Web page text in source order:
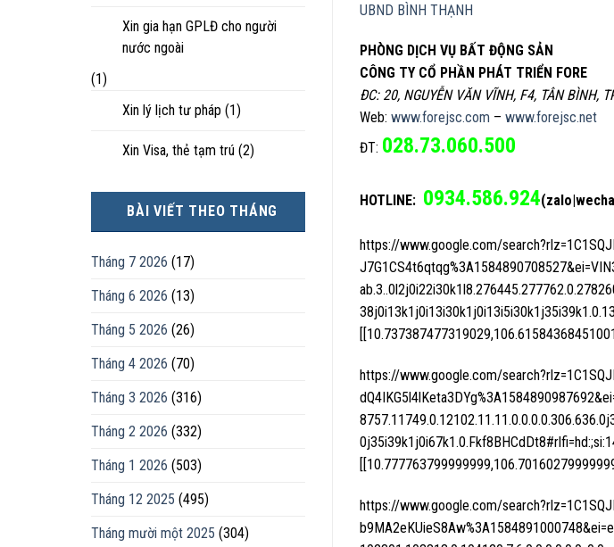
Xin gia hạn GPLĐ cho người
nước ngoài
(1)
Xin lý lịch tư pháp (1)
Xin Visa, thẻ tạm trú (2)
BÀI VIẾT THEO THÁNG
Tháng 7 2026 (17)
Tháng 6 2026 (13)
Tháng 5 2026 (26)
Tháng 4 2026 (70)
Tháng 3 2026 (316)
Tháng 2 2026 (332)
Tháng 1 2026 (503)
Tháng 12 2025 (495)
Tháng mười một 2025 (304)
UBND BÌNH THẠNH
PHÒNG DỊCH VỤ BẤT ĐỘNG SẢN
CÔNG TY CỔ PHẦN PHÁT TRIỂN FORE
ĐC: 20, NGUYỄN VĂN VĨNH, F4, TÂN BÌNH,
Web: www.forejsc.com – www.forejsc.net
ĐT: 028.73.060.500
HOTLINE: 0934.586.924
https://www.google.com/
https://www.google.com/
https://www.google.com/